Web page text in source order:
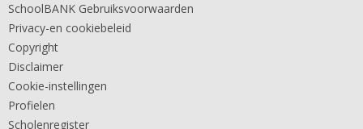
SchoolBANK Gebruiksvoorwaarden
Privacy-en cookiebeleid
Copyright
Disclaimer
Cookie-instellingen
Profielen
Scholenregister